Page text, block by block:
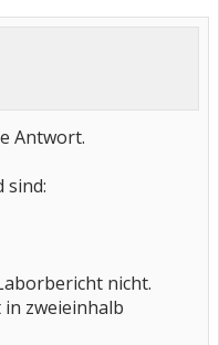
Antwort.
sind:
nicht.
zweieinhalb